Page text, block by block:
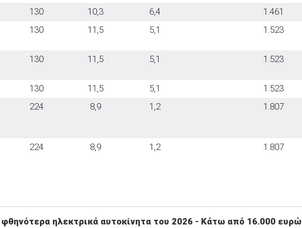
130 10,3 6,4
1.461
130 11,5 5,1 1.523
130 11,5 5,1 1.523
130 11,5 5,1
1.523
224 8,9 1,2 1.807
224 8,9 1,2 1.807
ηλεκτρικά αυτοκίνητα του 2026 - Κάτω από 16.000 ευρώ